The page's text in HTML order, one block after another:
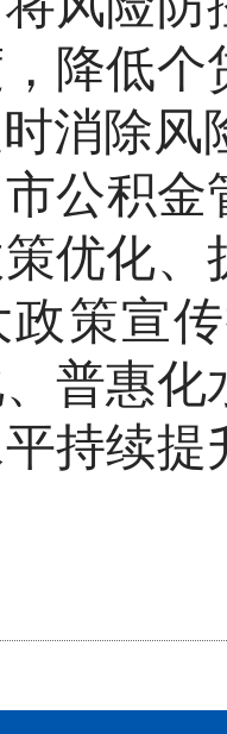
降低
消除风
公积金
优化
政策宣
普惠
持续